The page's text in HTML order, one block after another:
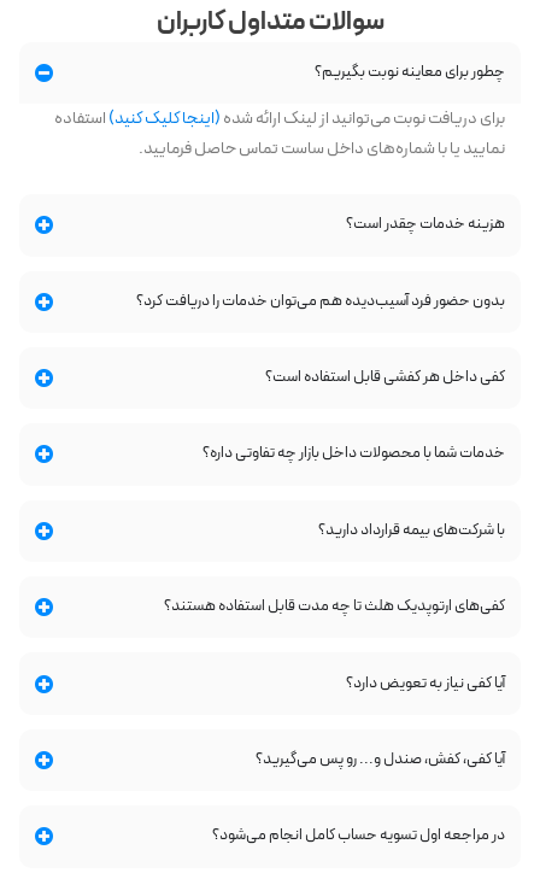
سوالات متداول کاربران
چطور برای معاینه نوبت بگیریم؟
برای دریافت نوبت می‌توانید از لینک ارائه شده(اینجا کلیک کنید)استفاده
نمایید یا با شماره‌‌های داخل ساست تماس حاصل فرمایید.
هزینه خدمات چقدر است؟
بدون حضور فرد آسیب‌دیده هم می‌توان خدمات را دریافت کرد؟
کفی داخل هر کفشی قابل استفاده است؟
خدمات شما با محصولات داخل بازار چه تفاوتی داره؟
با شرکت‌های بیمه قرارداد دارید؟
کفی‌های ارتوپدیک هلث تا چه مدت قابل استفاده هستند؟
آیا کفی نیاز به تعویض دارد؟
آیا کفی، کفش، صندل و... رو پس می‌گیرید؟
در مراجعه اول تسویه حساب کامل انجام می‌شود؟